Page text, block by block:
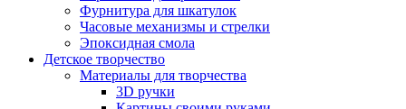
Фурнитура для шкатулок
Часовые механизмы и стрелки
Эпоксидная смола
Детское творчество
Материалы для творчества
3D ручки